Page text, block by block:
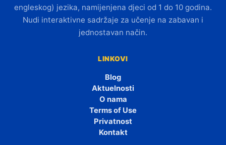
engleskog) jezika, namijenjena djeci od 1 do 10 godina.
Nudi interaktivne sadržaje za učenje na zabavan i
jednostavan način.
LINKOVI
Blog
Aktuelnosti
O nama
Terms of Use
Privatnost
Kontakt